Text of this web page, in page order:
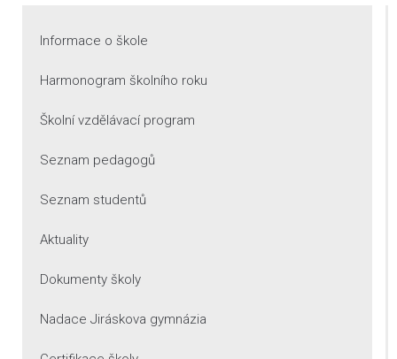
Informace o škole
Harmonogram školního roku
Školní vzdělávací program
Seznam pedagogů
Seznam studentů
Aktuality
Dokumenty školy
Nadace Jiráskova gymnázia